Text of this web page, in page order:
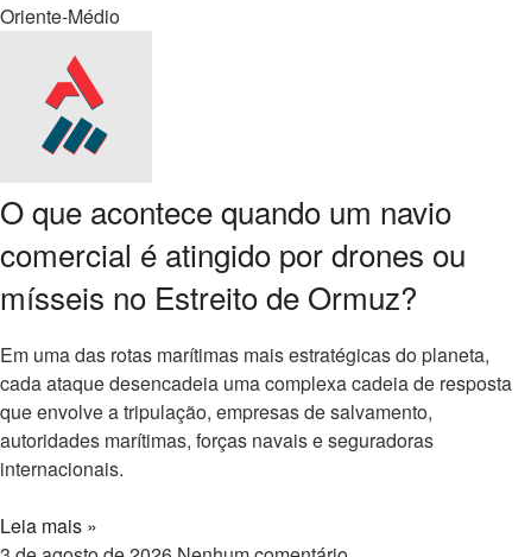
Oriente-Médio
O que acontece quando um navio
comercial é atingido por drones ou
mísseis no Estreito de Ormuz?
Em uma das rotas marítimas mais estratégicas do planeta,
cada ataque desencadeia uma complexa cadeia de resposta
que envolve a tripulação, empresas de salvamento,
autoridades marítimas, forças navais e seguradoras
internacionais.
Leia mais »